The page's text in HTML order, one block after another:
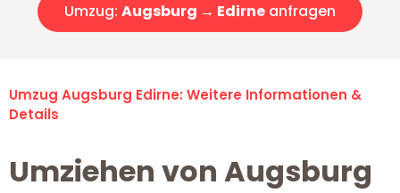
Umzug: Augsburg → Edirne anfragen
Umzug Augsburg Edirne: Weitere Informationen &
Details
Umziehen von Augsburg